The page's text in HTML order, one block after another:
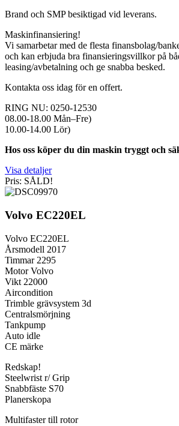
Brand och SMP besiktigad vid leverans.
Maskinfinansiering!
Vi samarbetar med de flesta finansbolag/
och kan erbjuda bra finansieringsvillkor på
leasing/avbetalning och ge snabba besked.
Kontakta oss idag för en offert.
RING NU: 0250-12530
08.00-18.00 Mån–Fre)
10.00-14.00 Lör)
Hos oss köper du din maskin tryggt och
Visa detaljer
Pris: SÅLD!
Volvo EC220EL
Volvo EC220EL
Årsmodell 2017
Timmar 2295
Motor Volvo
Vikt 22000
Aircondition
Trimble grävsystem 3d
Centralsmörjning
Tankpump
Auto idle
CE märke
Redskap!
Steelwrist r/ Grip
Snabbfäste S70
Planerskopa
Multifaster till rotor